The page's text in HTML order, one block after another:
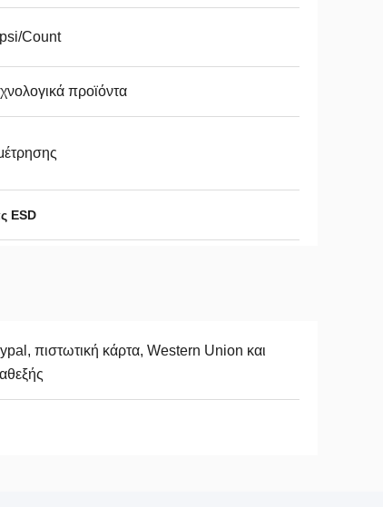
Count
προϊόντα
ESD
πιστωτική κάρτα, Western Union και